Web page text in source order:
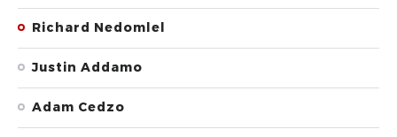
Richard Nedomlel
Justin Addamo
Adam Cedzo